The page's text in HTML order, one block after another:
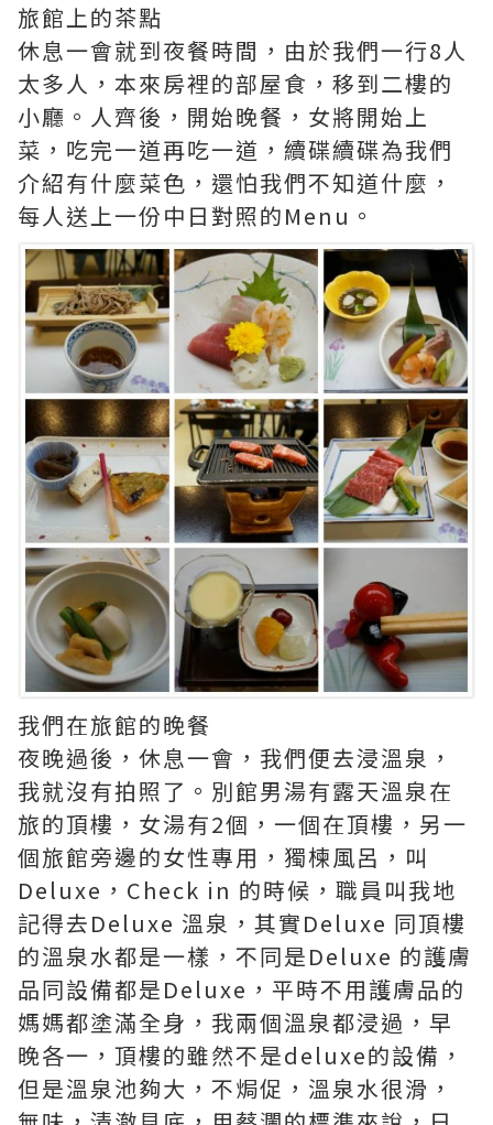
旅館上的茶點
休息一會就到夜餐時間，由於我們一行8人
太多人，本來房裡的部屋食，移到二樓的
小廳。人齊後，開始晚餐，女將開始上
菜，吃完一道再吃一道，續碟續碟為我們
介紹有什麼菜色，還怕我們不知道什麼，
每人送上一份中日對照的Menu。
我們在旅館的晚餐
夜晚過後，休息一會，我們便去浸溫泉，
我就沒有拍照了。別館男湯有露天溫泉在
旅的頂樓，女湯有2個，一個在頂樓，另一
個旅館旁邊的女性專用，獨楝風呂，叫
Deluxe，Check in 的時候，職員叫我地
記得去Deluxe 溫泉，其實Deluxe 同頂樓
的溫泉水都是一樣，不同是Deluxe 的護膚
品同設備都是Deluxe，平時不用護膚品的
媽媽都塗滿全身，我兩個溫泉都浸過，早
晚各一，頂樓的雖然不是deluxe的設備，
但是溫泉池夠大，不焗促，溫泉水很滑，